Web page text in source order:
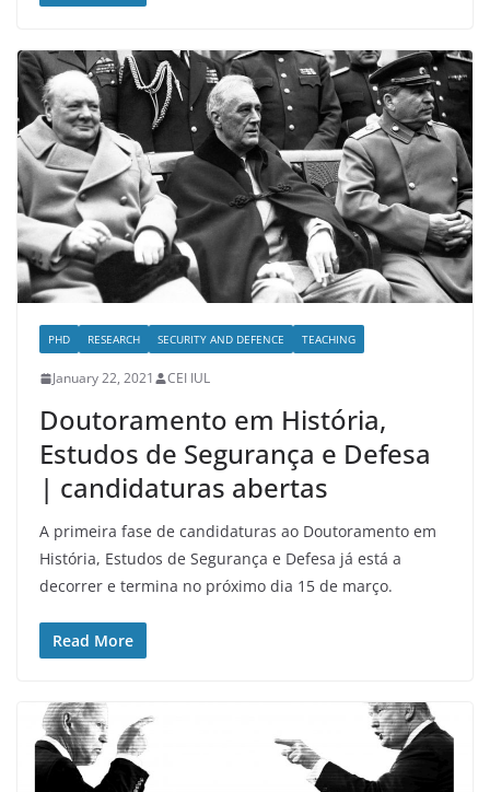
PHD RESEARCH SECURITY AND DEFENCE TEACHING
January 22, 2021 CEI IUL
Doutoramento em História,
Estudos de Segurança e Defesa
| candidaturas abertas
A primeira fase de candidaturas ao Doutoramento em
História, Estudos de Segurança e Defesa já está a
decorrer e termina no próximo dia 15 de março.
Read More